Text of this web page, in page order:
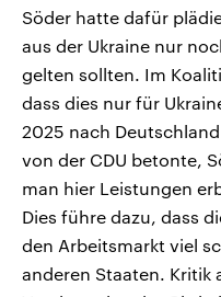
Söder hatte dafür
aus der Ukraine nur
gelten sollten. Im
dass dies nur für
2025 nach
von der CDU betonte,
man hier Leistungen
Dies führe dazu, dass
den Arbeitsmarkt viel
anderen Staaten. Kritik